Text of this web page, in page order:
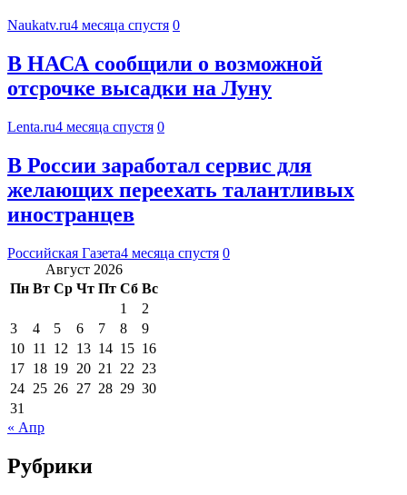
Naukatv.ru4 месяца спустя 0
В НАСА сообщили о возможной
отсрочке высадки на Луну
Lenta.ru4 месяца спустя 0
В России заработал сервис для
желающих переехать талантливых
иностранцев
Российская Газета4 месяца спустя 0
Август 2026
Пн Вт Ср Чт Пт Сб Вс
1
2
3
4 5 6 7 8
9
10 11 12 13 14 15 16
17 18 19 20 21 22 23
24 25 26 27 28 29 30
31
« Апр
Рубрики